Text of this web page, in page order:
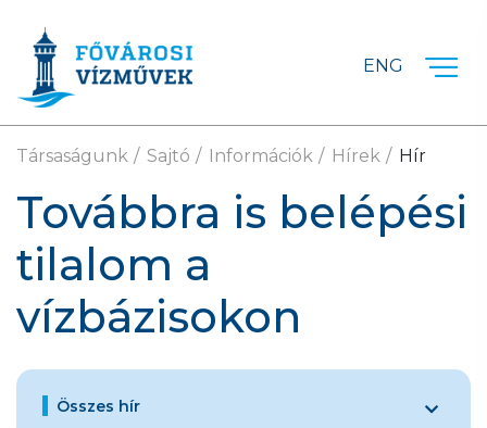
ENG
Társaságunk Sajtó Információk Hírek Hír
Továbbra is belépési
tilalom a
vízbázisokon
Összes hír